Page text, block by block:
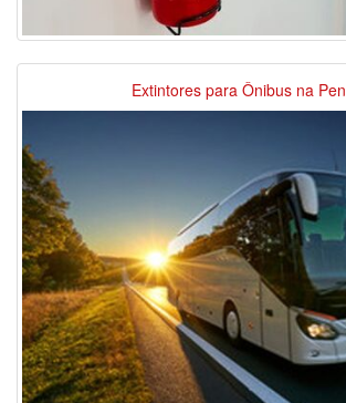
Extintores para Ônibus na